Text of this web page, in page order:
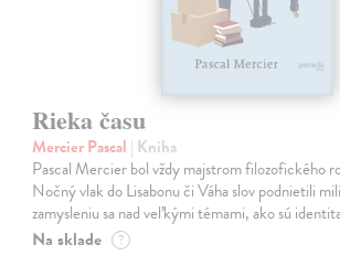
Rieka času
Mercier Pascal | Kniha
Pascal Mercier bol vždy majstrom filozofického
Nočný vlak do Lisabonu či Váha slov podnietili
zamysleniu sa nad veľkými témami, ako sú
Na sklade ?